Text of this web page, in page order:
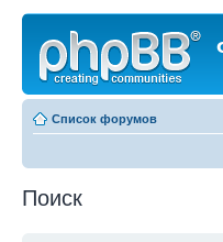
Список форумов
Поиск